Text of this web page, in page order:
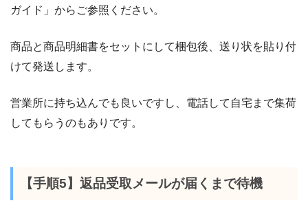
ガイド」からご参照ください。
商品と商品明細書をセットにして梱包後、送り状を貼り付
けて発送します。
営業所に持ち込んでも良いですし、電話して自宅まで集荷
してもらうのもありです。
【手順5】返品受取メールが届くまで待機